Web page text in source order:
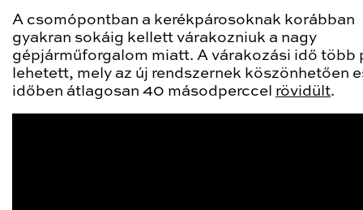
A csomópontban a kerékpárosoknak korábban
gyakran sokáig kellett várakozniuk a nagy
gépjárműforgalom miatt. A várakozási idő több
lehetett, mely az új rendszernek köszönhetően
időben átlagosan 40 másodperccel rövidült.